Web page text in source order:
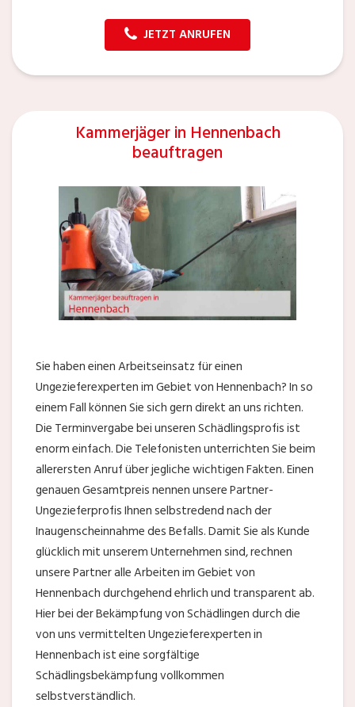
JETZT ANRUFEN
Kammerjäger in Hennenbach
beauftragen
Sie haben einen Arbeitseinsatz für einen
Ungezieferexperten im Gebiet von Hennenbach? In so
einem Fall können Sie sich gern direkt an uns richten.
Die Terminvergabe bei unseren Schädlingsprofis ist
enorm einfach. Die Telefonisten unterrichten Sie beim
allerersten Anruf über jegliche wichtigen Fakten. Einen
genauen Gesamtpreis nennen unsere Partner-
Ungezieferprofis Ihnen selbstredend nach der
Inaugenscheinnahme des Befalls. Damit Sie als Kunde
glücklich mit unserem Unternehmen sind, rechnen
unsere Partner alle Arbeiten im Gebiet von
Hennenbach durchgehend ehrlich und transparent ab.
Hier bei der Bekämpfung von Schädlingen durch die
von uns vermittelten Ungezieferexperten in
Hennenbach ist eine sorgfältige
Schädlingsbekämpfung vollkommen
selbstverständlich.